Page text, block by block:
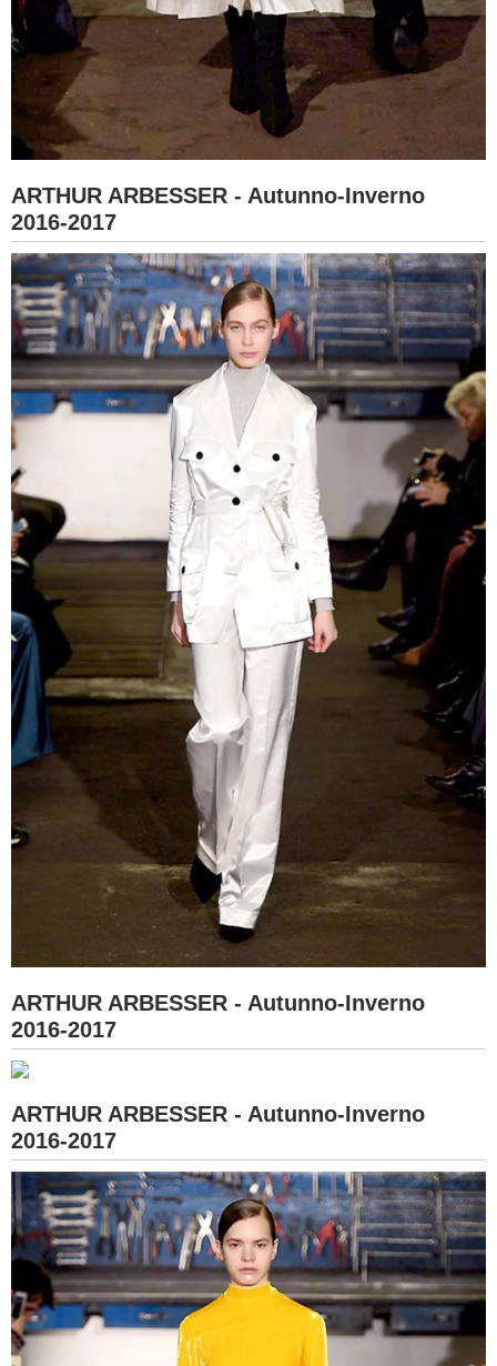
ARTHUR ARBESSER - Autunno-Inverno
2016-2017
ARTHUR ARBESSER - Autunno-Inverno
2016-2017
ARTHUR ARBESSER - Autunno-Inverno
2016-2017